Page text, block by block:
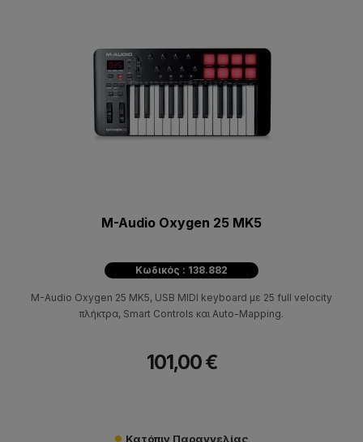
M-Audio Oxygen 25 MK5
Κωδικός : 138.882
M-Audio Oxygen 25 MK5, USB MIDI keyboard με 25 full velocity
πλήκτρα, Smart Controls και Auto-Mapping.
101,00 €
Κατόπιν Παραγγελίας